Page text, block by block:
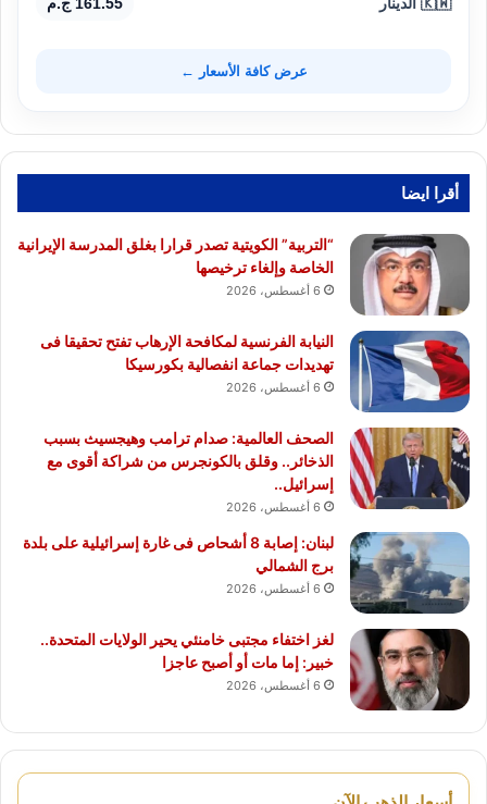
عرض كافة الأسعار ←
أقرا ايضا
“التربية” الكويتية تصدر قرارا بغلق المدرسة الإيرانية
الخاصة وإلغاء ترخيصها
6 أغسطس، 2026
النيابة الفرنسية لمكافحة الإرهاب تفتح تحقيقا فى
تهديدات جماعة انفصالية بكورسيكا
6 أغسطس، 2026
الصحف العالمية: صدام ترامب وهيجسيث بسبب
الذخائر.. وقلق بالكونجرس من شراكة أقوى مع
إسرائيل..
6 أغسطس، 2026
لبنان: إصابة 8 أشحاص فى غارة إسرائيلية على بلدة
برج الشمالي
6 أغسطس، 2026
لغز اختفاء مجتبى خامنئي يحير الولايات المتحدة..
خبير: إما مات أو أصبح عاجزا
6 أغسطس، 2026